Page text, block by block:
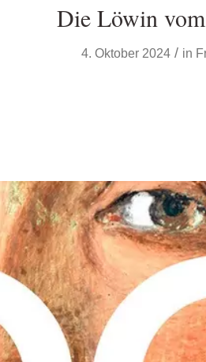
Die Löwin
4. Oktober 2024 / in